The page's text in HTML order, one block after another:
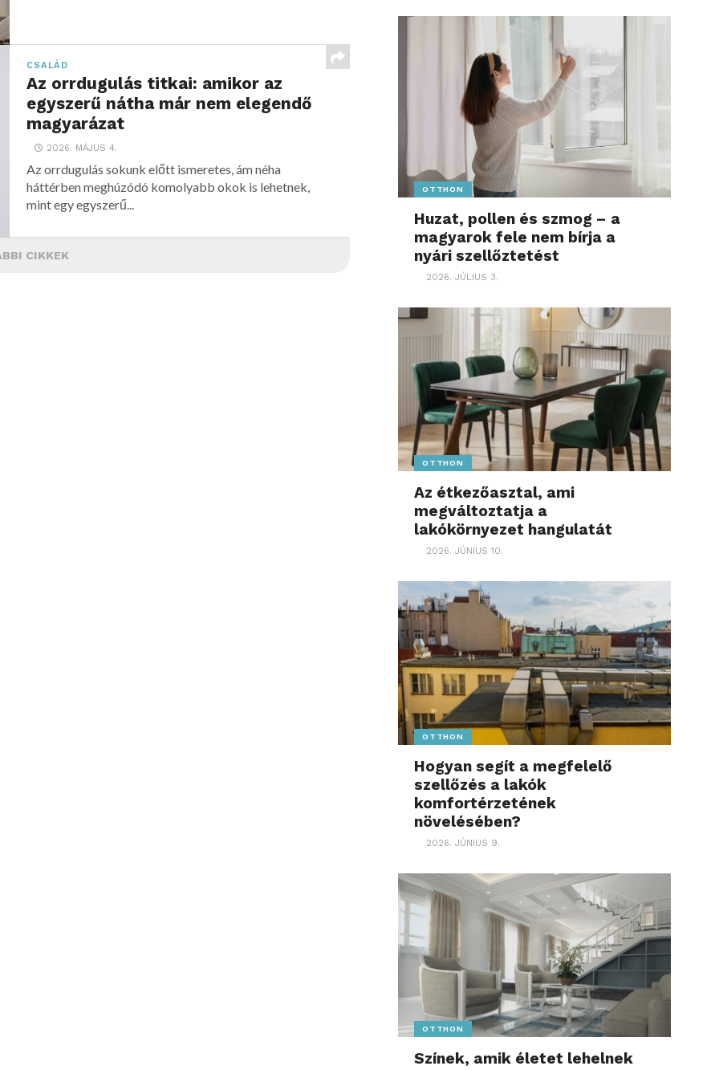
CSALÁD
Az orrdugulás titkai: amikor az
egyszerű nátha már nem elegendő
magyarázat
2026. MÁJUS 4.
Az orrdugulás sokunk előtt ismeretes, ám néha
háttérben meghúzódó komolyabb okok is lehetnek,
mint egy egyszerű...
CIKKEK
OTTHON
Huzat, pollen és szmog – a
magyarok fele nem bírja a
nyári szellőztetést
2026. JÚLIUS 3.
OTTHON
Az étkezőasztal, ami
megváltoztatja a
lakókörnyezet hangulatát
2026. JÚNIUS 10.
OTTHON
Hogyan segít a megfelelő
szellőzés a lakók
komfortérzetének
növelésében?
2026. JÚNIUS 9.
OTTHON
Színek, amik életet lehelnek